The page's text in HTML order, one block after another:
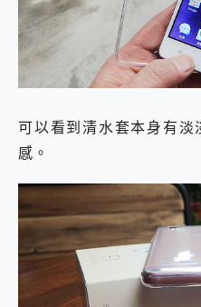
可以看到清水套本身有
感。